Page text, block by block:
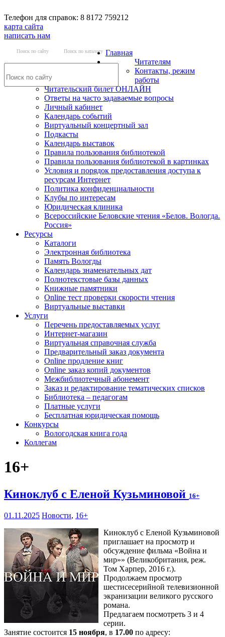
Телефон для справок: 8 8172 759212
карта сайта
написать нам
Поиск по сайту Поиск по каталогу Главная
Читателям
Контакты, режим
работы
Читательский билет ОНЛАЙН
Ответы на часто задаваемые вопросы
Личный кабинет
Календарь событий
Виртуальный концертный зал
Подкасты
Календарь выставок
Правила пользования библиотекой
Правила пользования библиотекой в картинках
Условия и порядок предоставления доступа к
ресурсам Интернет
Политика конфиденциальности
Клубы по интересам
Юридическая клиника
Всероссийские Беловские чтения «Белов. Вологда.
Россия»
Ресурсы
Каталоги
Электронная библиотека
Память Вологды
Календарь знаменательных дат
Полнотекстовые базы данных
Книжные памятники
Online тест проверки скорости чтения
Виртуальные выставки
Услуги
Перечень предоставляемых услуг
Интернет-магазин
Виртуальная справочная служба
Предварительный заказ документа
Online продление книг
Online заказ копий документов
Межбиблиотечный абонемент
Заказ и редактирование тематических списков
Библиотека – педагогам
Платные услуги
Бесплатная юридическая помощь
Конкурсы
Вологодская книга года
Коллегам
16+
Киноклуб с Еленой Кузьминовой 16+
01.11.2025 Новости, 16+
Киноклуб с Еленой Кузьминовой
приглашает на просмотр и
обсуждение фильма «Война и
мир»» (Великобритания, реж.
Том Харпер, 2016 г.).
Продолжаем просмотр
шестисесерийной телевизионной
экранизации великого русского
романа.
Предлагаем посмотреть 3 и 4
серии.
Занятие состоится 15 ноября, в 17.00 по адресу: